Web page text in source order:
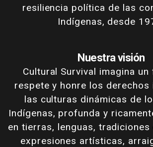
resiliencia política de las
Indígenas, desde
Nuestra visión
Cultural Survival imagina
respete y honre los derechos
las culturas dinámicas de
Indígenas, profunda y
en tierras, lenguas,
expresiones artísticas,